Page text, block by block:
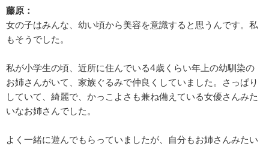
藤原：
女の子はみんな、幼い頃から美容を意識すると思うんです。私
もそうでした。
私が小学生の頃、近所に住んでいる4歳くらい年上の幼馴染の
お姉さんがいて、家族ぐるみで仲良くしていました。さっぱり
していて、綺麗で、かっこよさも兼ね備えている女優さんみた
いなお姉さんでした。
よく一緒に遊んでもらっていましたが、自分もお姉さんみたい